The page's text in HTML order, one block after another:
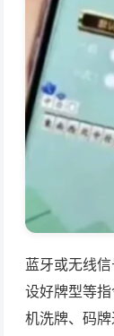
蓝牙或无线
设好牌型等
机洗牌、码牌